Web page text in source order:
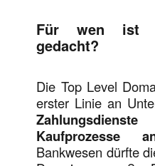
Für wen ist
gedacht?
Die Top Level
erster Linie an
Kaufprozesse
Bankwesen dürfte